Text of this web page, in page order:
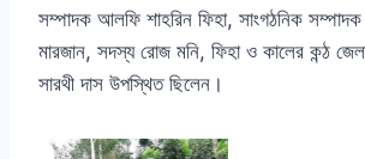
সম্পাদক আলফি শাহরিন ফিহা, সাংগঠনিক সম্পাদক
মারজান, সদস্য রোজ মনি, ফিহা ও কালের কন্ঠ জেলা
সারথী দাস উপস্থিত ছিলেন।